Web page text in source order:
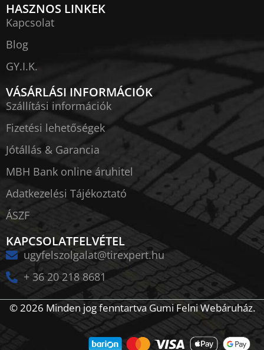
HASZNOS LINKEK
Kapcsolat
Blog
GY.I.K.
VÁSÁRLÁSI INFORMÁCIÓK
Szállítási információk
Fizetési lehetőségek
Jótállás & Garancia
MBH Bank online áruhitel
Adatkezelési Tájékoztató
ÁSZF
KAPCSOLATFELVÉTEL
ugyfelszolgalat@tirexpert.hu
+ 36 20 218 8681
© 2026 Minden jog fenntartva Gumi Felni Webáruház.